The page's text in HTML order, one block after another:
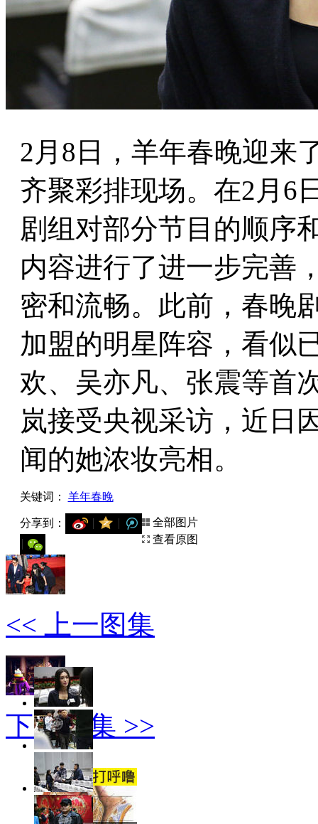
2月8日，羊年春晚迎来
齐聚彩排现场。在2月6
剧组对部分节目的顺序
内容进行了进一步完善
密和流畅。此前，春晚
加盟的明星阵容，看似
欢、吴亦凡、张震等首
岚接受央视采访，近日
闻的她浓妆亮相。
关键词： 羊年春晚
用微信扫描二维码
分享至好友和朋友圈
分享到：
全部图片
查看原图
<< 上一图集
下一图集 >>